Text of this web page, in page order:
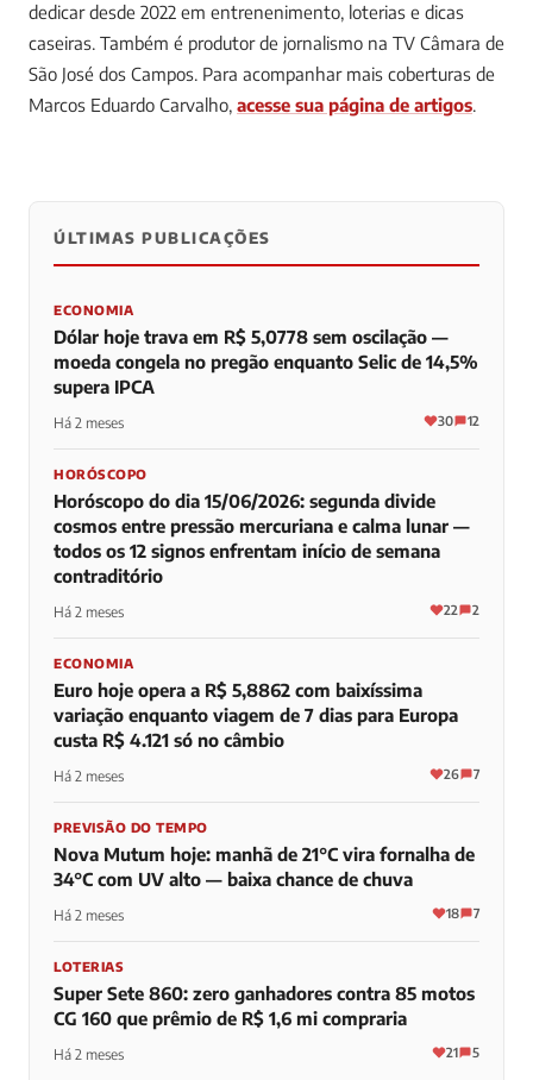
dedicar desde 2022 em entrenenimento, loterias e dicas
caseiras. Também é produtor de jornalismo na TV Câmara de
São José dos Campos. Para acompanhar mais coberturas de
Marcos Eduardo Carvalho, acesse sua página de artigos.
0 0 0
ÚLTIMAS PUBLICAÇÕES
ECONOMIA
Dólar hoje trava em R$ 5,0778 sem oscilação —
moeda congela no pregão enquanto Selic de 14,5%
supera IPCA
Há 2 meses 30 12
HORÓSCOPO
Horóscopo do dia 15/06/2026: segunda divide
cosmos entre pressão mercuriana e calma lunar —
todos os 12 signos enfrentam início de semana
contraditório
Há 2 meses 22 2
ECONOMIA
Euro hoje opera a R$ 5,8862 com baixíssima
variação enquanto viagem de 7 dias para Europa
custa R$ 4.121 só no câmbio
Há 2 meses 26 7
PREVISÃO DO TEMPO
Nova Mutum hoje: manhã de 21°C vira fornalha de
34°C com UV alto — baixa chance de chuva
Há 2 meses 18 7
LOTERIAS
Super Sete 860: zero ganhadores contra 85 motos
CG 160 que prêmio de R$ 1,6 mi compraria
Há 2 meses 21 5